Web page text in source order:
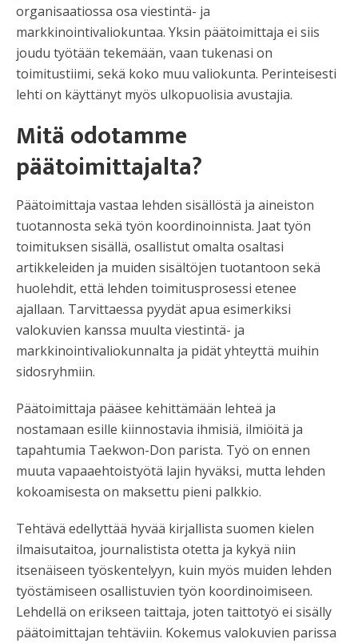
organisaatiossa osa viestintä- ja
markkinointivaliokuntaa. Yksin päätoimittaja ei siis
joudu työtään tekemään, vaan tukenasi on
toimitustiimi, sekä koko muu valiokunta. Perinteisesti
lehti on käyttänyt myös ulkopuolisia avustajia.
Mitä odotamme
päätoimittajalta?
Päätoimittaja vastaa lehden sisällöstä ja aineiston
tuotannosta sekä työn koordinoinnista. Jaat työn
toimituksen sisällä, osallistut omalta osaltasi
artikkeleiden ja muiden sisältöjen tuotantoon sekä
huolehdit, että lehden toimitusprosessi etenee
ajallaan. Tarvittaessa pyydät apua esimerkiksi
valokuvien kanssa muulta viestintä- ja
markkinointivaliokunnalta ja pidät yhteyttä muihin
sidosryhmiin.
Päätoimittaja pääsee kehittämään lehteä ja
nostamaan esille kiinnostavia ihmisiä, ilmiöitä ja
tapahtumia Taekwon-Don parista. Työ on ennen
muuta vapaaehtoistyötä lajin hyväksi, mutta lehden
kokoamisesta on maksettu pieni palkkio.
Tehtävä edellyttää hyvää kirjallista suomen kielen
ilmaisutaitoa, journalistista otetta ja kykyä niin
itsenäiseen työskentelyyn, kuin myös muiden lehden
työstämiseen osallistuvien työn koordinoimiseen.
Lehdellä on erikseen taittaja, joten taittotyö ei sisälly
päätoimittajan tehtäviin. Kokemus valokuvien parissa